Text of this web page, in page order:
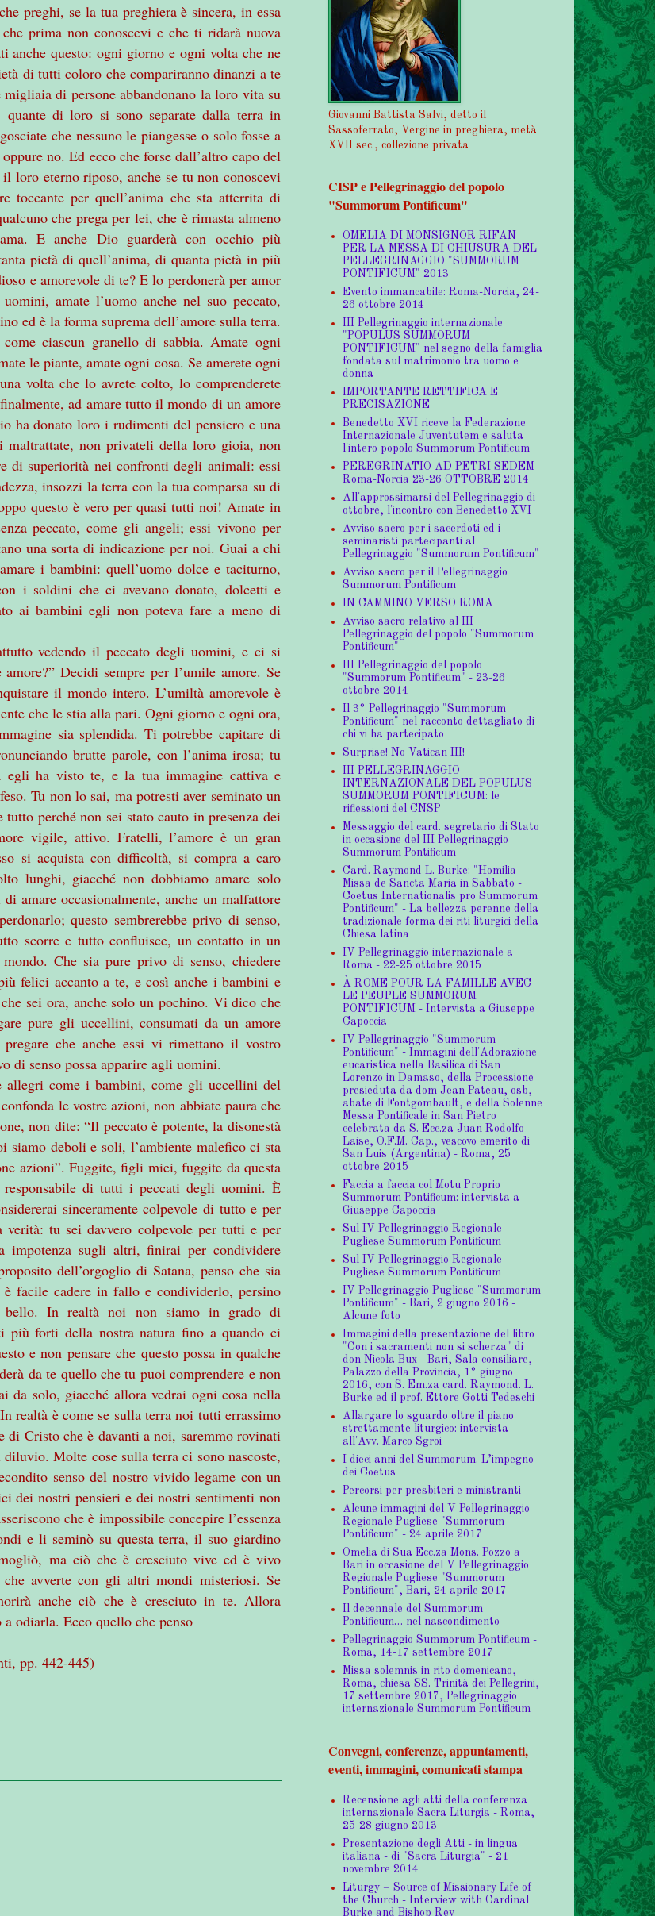
preghi, se la tua preghiera è sincera, in essa
prima non conoscevi e che ti ridarà nuova
anche questo: ogni giorno e ogni volta che ne
di tutti coloro che compariranno dinanzi a te
di persone abbandonano la loro vita su
di loro si sono separate dalla terra in
che nessuno le piangesse o solo fosse a
no. Ed ecco che forse dall’altro capo del
loro eterno riposo, anche se tu non conoscevi
toccante per quell’anima che sta atterrita di
che prega per lei, che è rimasta almeno
E anche Dio guarderà con occhio più
pietà di quell’anima, di quanta pietà in più
e amorevole di te? E lo perdonerà per amor
amate l’uomo anche nel suo peccato,
ed è la forma suprema dell’amore sulla terra.
ciascun granello di sabbia. Amate ogni
le piante, amate ogni cosa. Se amerete ogni
volta che lo avrete colto, lo comprenderete
ad amare tutto il mondo di un amore
ha donato loro i rudimenti del pensiero e una
non privateli della loro gioia, non
di superiorità nei confronti degli animali: essi
insozzi la terra con la tua comparsa su di
questo è vero per quasi tutti noi! Amate in
peccato, come gli angeli; essi vivono per
una sorta di indicazione per noi. Guai a chi
i bambini: quell’uomo dolce e taciturno,
i soldini che ci avevano donato, dolcetti e
ai bambini egli non poteva fare a meno di
vedendo il peccato degli uomini, e ci si
Decidi sempre per l’umile amore. Se
il mondo intero. L’umiltà amorevole è
che le stia alla pari. Ogni giorno e ogni ora,
sia splendida. Ti potrebbe capitare di
brutte parole, con l’anima irosa; tu
egli ha visto te, e la tua immagine cattiva e
Tu non lo sai, ma potresti aver seminato un
perché non sei stato cauto in presenza dei
vigile, attivo. Fratelli, l’amore è un gran
si acquista con difficoltà, si compra a caro
lunghi, giacché non dobbiamo amare solo
amare occasionalmente, anche un malfattore
questo sembrerebbe privo di senso,
scorre e tutto confluisce, un contatto in un
Che sia pure privo di senso, chiedere
felici accanto a te, e così anche i bambini e
sei ora, anche solo un pochino. Vi dico che
pure gli uccellini, consumati da un amore
che anche essi vi rimettano il vostro
di senso possa apparire agli uomini.
come i bambini, come gli uccellini del
le vostre azioni, non abbiate paura che
non dite: “Il peccato è potente, la disonestà
siamo deboli e soli, l’ambiente malefico ci sta
azioni”. Fuggite, figli miei, fuggite da questa
di tutti i peccati degli uomini. È
sinceramente colpevole di tutto e per
tu sei davvero colpevole per tutti e per
impotenza sugli altri, finirai per condividere
dell’orgoglio di Satana, penso che sia
facile cadere in fallo e condividerlo, persino
In realtà noi non siamo in grado di
più forti della nostra natura fino a quando ci
e non pensare che questo possa in qualche
da te quello che tu puoi comprendere e non
da solo, giacché allora vedrai ogni cosa nella
realtà è come se sulla terra noi tutti errassimo
di Cristo che è davanti a noi, saremmo rovinati
Molte cose sulla terra ci sono nascoste,
senso del nostro vivido legame con un
dei nostri pensieri e dei nostri sentimenti non
che è impossibile concepire l’essenza
e li seminò su questa terra, il suo giardino
ma ciò che è cresciuto vive ed è vivo
avverte con gli altri mondi misteriosi. Se
anche ciò che è cresciuto in te. Allora
odiarla. Ecco quello che penso
pp. 442-445)
Giovanni Battista Salvi, detto il
Sassoferrato, Vergine in preghiera, metà
XVII sec., collezione privata
CISP e Pellegrinaggio del popolo
"Summorum Pontificum"
OMELIA DI MONSIGNOR RIFAN
PER LA MESSA DI CHIUSURA DEL
PELLEGRINAGGIO "SUMMORUM
PONTIFICUM" 2013
Evento immancabile: Roma-Norcia, 24-
26 ottobre 2014
III Pellegrinaggio internazionale
"POPULUS SUMMORUM
PONTIFICUM" nel segno della famiglia
fondata sul matrimonio tra uomo e
donna
IMPORTANTE RETTIFICA E
PRECISAZIONE
Benedetto XVI riceve la Federazione
Internazionale Juventutem e saluta
l'intero popolo Summorum Pontificum
PEREGRINATIO AD PETRI SEDEM
Roma-Norcia 23-26 OTTOBRE 2014
All'approssimarsi del Pellegrinaggio di
ottobre, l'incontro con Benedetto XVI
Avviso sacro per i sacerdoti ed i
seminaristi partecipanti al
Pellegrinaggio "Summorum Pontificum"
Avviso sacro per il Pellegrinaggio
Summorum Pontificum
IN CAMMINO VERSO ROMA
Avviso sacro relativo al III
Pellegrinaggio del popolo "Summorum
Pontificum"
III Pellegrinaggio del popolo
"Summorum Pontificum" - 23-26
ottobre 2014
Il 3° Pellegrinaggio "Summorum
Pontificum" nel racconto dettagliato di
chi vi ha partecipato
Surprise! No Vatican III!
III PELLEGRINAGGIO
INTERNAZIONALE DEL POPULUS
SUMMORUM PONTIFICUM: le
riflessioni del CNSP
Messaggio del card. segretario di Stato
in occasione del III Pellegrinaggio
Summorum Pontificum
Card. Raymond L. Burke: "Homilia
Missa de Sancta Maria in Sabbato -
Coetus Internationalis pro Summorum
Pontificum" - La bellezza perenne della
tradizionale forma dei riti liturgici della
Chiesa latina
IV Pellegrinaggio internazionale a
Roma - 22-25 ottobre 2015
À ROME POUR LA FAMILLE AVEC
LE PEUPLE SUMMORUM
PONTIFICUM - Intervista a Giuseppe
Capoccia
IV Pellegrinaggio "Summorum
Pontificum" - Immagini dell'Adorazione
eucaristica nella Basilica di San
Lorenzo in Damaso, della Processione
presieduta da dom Jean Pateau, osb,
abate di Fontgombault, e della Solenne
Messa Pontificale in San Pietro
celebrata da S. Ecc.za Juan Rodolfo
Laise, O.F.M. Cap., vescovo emerito di
San Luis (Argentina) - Roma, 25
ottobre 2015
Faccia a faccia col Motu Proprio
Summorum Pontificum: intervista a
Giuseppe Capoccia
Sul IV Pellegrinaggio Regionale
Pugliese Summorum Pontificum
Sul IV Pellegrinaggio Regionale
Pugliese Summorum Pontificum
IV Pellegrinaggio Pugliese "Summorum
Pontificum" - Bari, 2 giugno 2016 -
Alcune foto
Immagini della presentazione del libro
"Con i sacramenti non si scherza" di
don Nicola Bux - Bari, Sala consiliare,
Palazzo della Provincia, 1° giugno
2016, con S. Em.za card. Raymond. L.
Burke ed il prof. Ettore Gotti Tedeschi
Allargare lo sguardo oltre il piano
strettamente liturgico: intervista
all'Avv. Marco Sgroi
I dieci anni del Summorum. L’impegno
dei Coetus
Percorsi per presbiteri e ministranti
Alcune immagini del V Pellegrinaggio
Regionale Pugliese "Summorum
Pontificum" - 24 aprile 2017
Omelia di Sua Ecc.za Mons. Pozzo a
Bari in occasione del V Pellegrinaggio
Regionale Pugliese "Summorum
Pontificum", Bari, 24 aprile 2017
Il decennale del Summorum
Pontificum… nel nascondimento
Pellegrinaggio Summorum Pontificum -
Roma, 14-17 settembre 2017
Missa solemnis in rito domenicano,
Roma, chiesa SS. Trinità dei Pellegrini,
17 settembre 2017, Pellegrinaggio
internazionale Summorum Pontificum
Convegni, conferenze, appuntamenti,
eventi, immagini, comunicati stampa
Recensione agli atti della conferenza
internazionale Sacra Liturgia - Roma,
25-28 giugno 2013
Presentazione degli Atti - in lingua
italiana - di "Sacra Liturgia" - 21
novembre 2014
Liturgy – Source of Missionary Life of
the Church - Interview with Cardinal
Burke and Bishop Rey